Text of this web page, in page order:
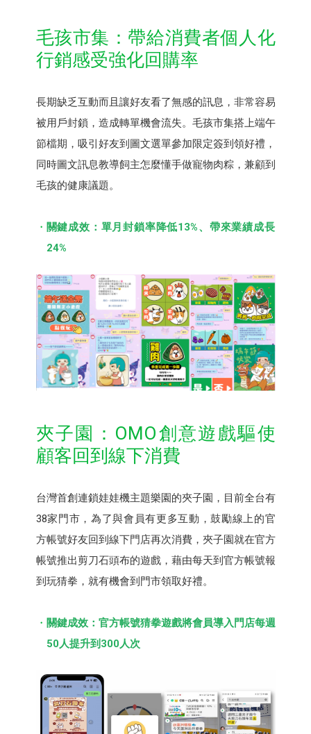
毛孩市集：帶給消費者個人化
行銷感受強化回購率
長期缺乏互動而且讓好友看了無感的訊息，非常容易
被用戶封鎖，造成轉單機會流失。毛孩市集搭上端午
節檔期，吸引好友到圖文選單參加限定簽到領好禮，
同時圖文訊息教導飼主怎麼懂手做寵物肉粽，兼顧到
毛孩的健康議題。
關鍵成效：單月封鎖率降低13%、帶來業績成長
24%
夾子園：OMO創意遊戲驅使
顧客回到線下消費
台灣首創連鎖娃娃機主題樂園的夾子園，目前全台有
38家門市，為了與會員有更多互動，鼓勵線上的官
方帳號好友回到線下門店再次消費，夾子園就在官方
帳號推出剪刀石頭布的遊戲，藉由每天到官方帳號報
到玩猜拳，就有機會到門市領取好禮。
關鍵成效：官方帳號猜拳遊戲將會員導入門店每週
50人提升到300人次